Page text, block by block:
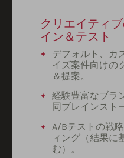
クリエイティ
イン＆テスト
デフォルト、カ
イズ案件向けの
＆提案。
経験豊富なブラ
同ブレインスト
A/Bテストの戦
ィング（結果に
む）。